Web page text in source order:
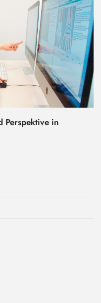
Perspektive in